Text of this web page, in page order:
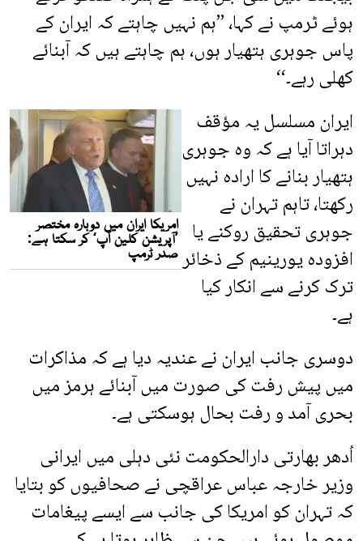
ہوئے ٹرمپ نے کہا، ’’ہم نہیں چاہتے کہ ایران کے
پاس جوہری ہتھیار ہوں، ہم چاہتے ہیں کہ آبنائے
کھلی رہے۔‘‘
ایران مسلسل یہ مؤقف
دہراتا آیا ہے کہ وہ جوہری
ہتھیار بنانے کا ارادہ نہیں
رکھتا، تاہم تہران نے
جوہری تحقیق روکنے یا
افزودہ یورینیم کے ذخائر
ترک کرنے سے انکار کیا
ہے۔
دوسری جانب ایران نے عندیہ دیا ہے کہ مذاکرات
میں پیش رفت کی صورت میں آبنائے ہرمز میں
بحری آمد و رفت بحال ہوسکتی ہے۔
اُدھر بھارتی دارالحکومت نئی دہلی میں ایرانی
وزیر خارجہ عباس عراقچی نے صحافیوں کو بتایا
کہ تہران کو امریکا کی جانب سے ایسے پیغامات